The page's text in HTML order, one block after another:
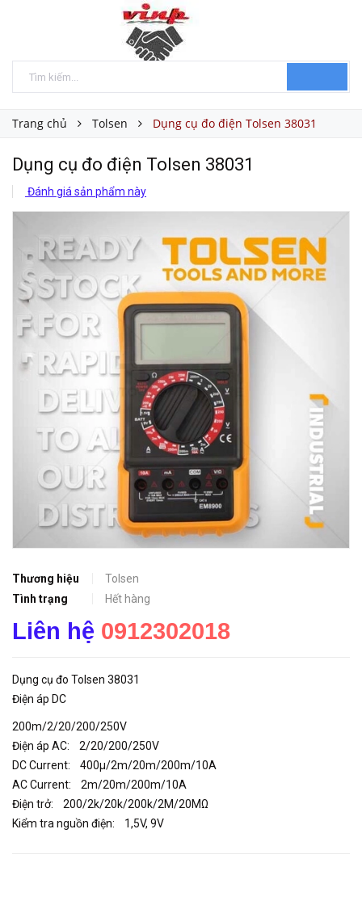
Trang chủ Tolsen Dụng cụ đo điện Tolsen 38031
Dụng cụ đo điện Tolsen 38031
Đánh giá sản phẩm này
Thương hiệu
Tolsen
Tình trạng
Hết hàng
Liên hệ 0912302018
Dụng cụ đo Tolsen 38031
Điện áp DC
200m/2/20/200/250V
Điện áp AC: 2/20/200/250V
DC Current: 400μ/2m/20m/200m/10A
AC Current: 2m/20m/200m/10A
Điện trở: 200/2k/20k/200k/2M/20MΩ
Kiểm tra nguồn điện: 1,5V, 9V